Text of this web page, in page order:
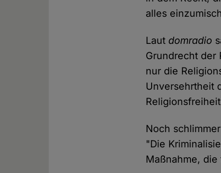
alles
Laut domradio
Grundrecht der
nur die
Unversehrtheit
Noch
"Die
Maßnahme,